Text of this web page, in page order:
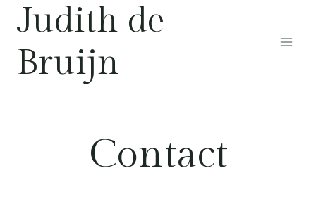
Doorgaan
naar
inhoud
Judith de
Bruijn
Contact